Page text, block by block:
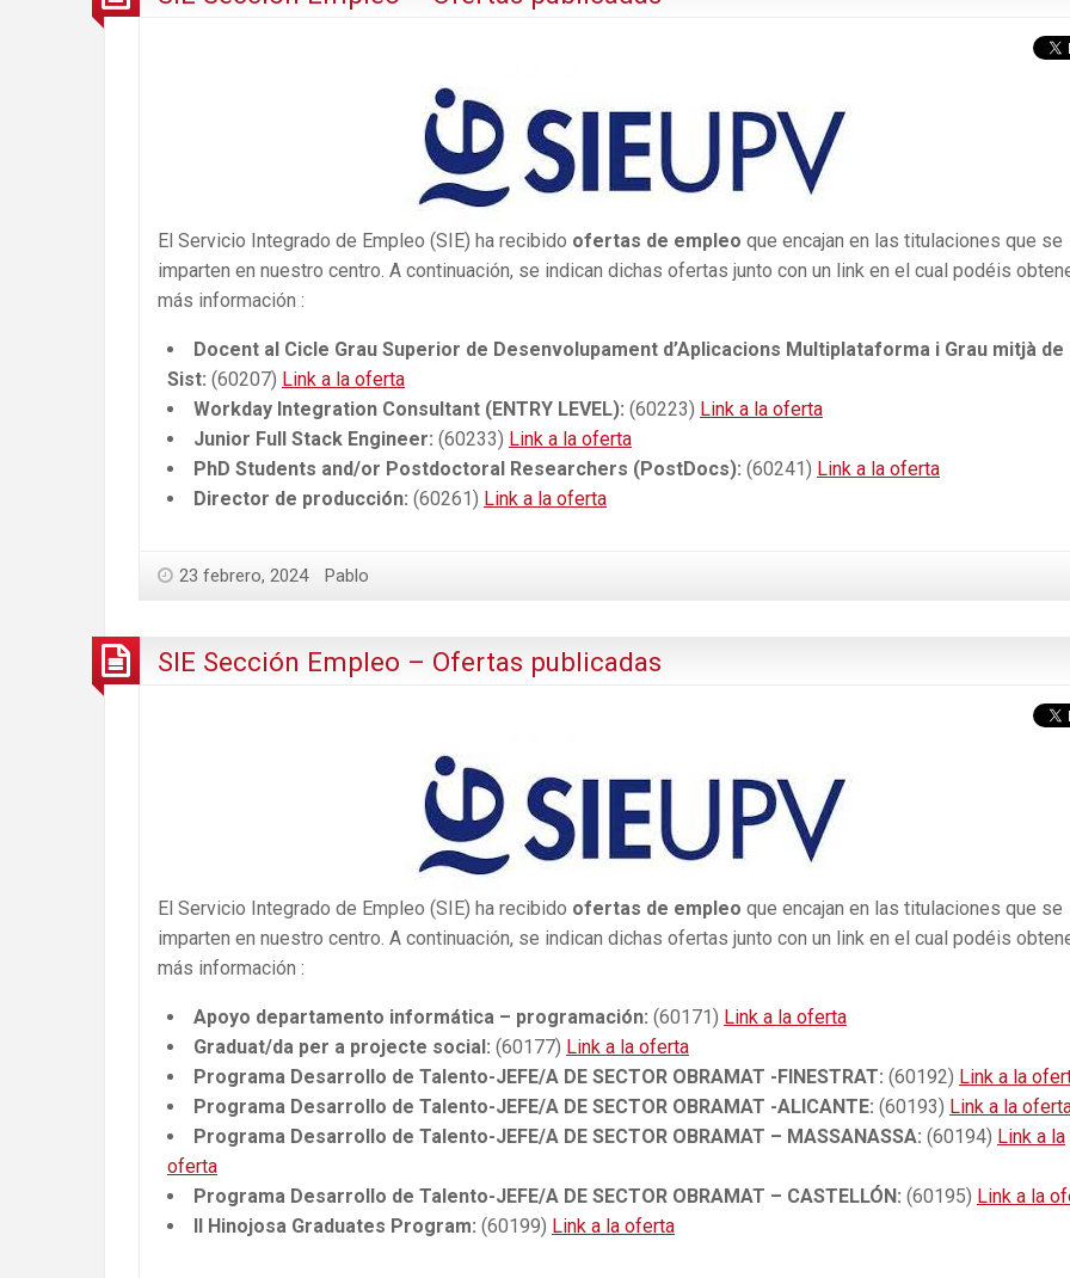
El Servicio Integrado de Empleo (SIE) ha recibido ofertas de empleo que encajan en las titulaciones que se
imparten en nuestro centro. A continuación, se indican dichas ofertas junto con un link en el cual podéis
más información :
Docent al Cicle Grau Superior de Desenvolupament d’Aplicacions Multiplataforma i Grau mitjà de
Sist: (60207) Link a la oferta
Workday Integration Consultant (ENTRY LEVEL): (60223) Link a la oferta
Junior Full Stack Engineer: (60233) Link a la oferta
PhD Students and/or Postdoctoral Researchers (PostDocs): (60241) Link a la oferta
Director de producción: (60261) Link a la oferta
23 febrero, 2024 Pablo
SIE Sección Empleo – Ofertas publicadas
El Servicio Integrado de Empleo (SIE) ha recibido ofertas de empleo que encajan en las titulaciones que se
imparten en nuestro centro. A continuación, se indican dichas ofertas junto con un link en el cual podéis
más información :
Apoyo departamento informática – programación: (60171) Link a la oferta
Graduat/da per a projecte social: (60177) Link a la oferta
Programa Desarrollo de Talento-JEFE/A DE SECTOR OBRAMAT -FINESTRAT: (60192) Link a la
Programa Desarrollo de Talento-JEFE/A DE SECTOR OBRAMAT -ALICANTE: (60193) Link a la
Programa Desarrollo de Talento-JEFE/A DE SECTOR OBRAMAT – MASSANASSA: (60194) Link a la
oferta
Programa Desarrollo de Talento-JEFE/A DE SECTOR OBRAMAT – CASTELLÓN: (60195) Link a la
II Hinojosa Graduates Program: (60199) Link a la oferta